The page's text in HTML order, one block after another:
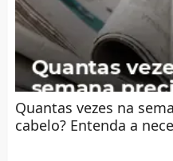
Quantas vezes na
cabelo? Entenda a